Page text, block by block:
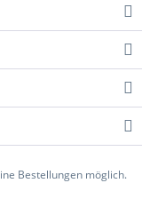
Bestellungen möglich.